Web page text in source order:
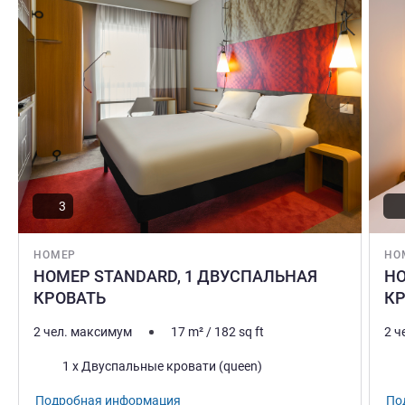
НОМЕР
НОМЕР STANDARD, 1 ДВУСПАЛЬНАЯ
КРОВАТЬ
3
2 чел. максимум 17 m²/ 182sq ft
Постель1 x Двуспальные кровати (queen)
Подробная информация
2